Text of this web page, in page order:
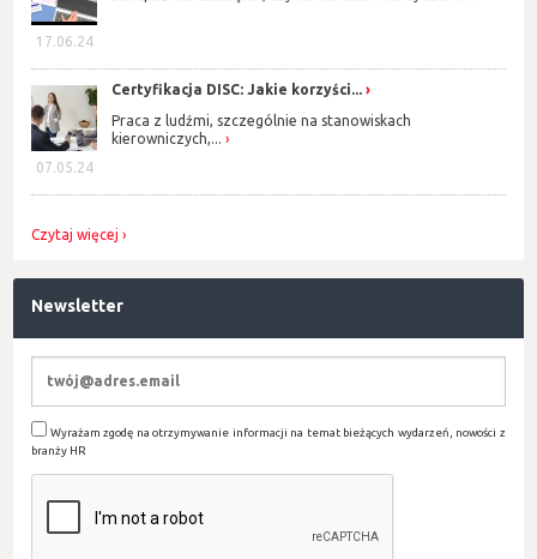
17.06.24
07.05.24
Certyfikacja DISC: Jakie korzyści...
Praca z ludźmi, szczególnie na stanowiskach
kierowniczych,...
Czytaj więcej
Newsletter
Wyrażam zgodę na otrzymywanie informacji na temat bieżących wydarzeń, nowości z
branży HR